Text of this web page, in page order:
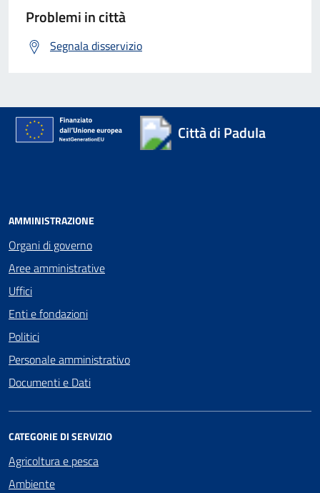
Problemi in città
Segnala disservizio
Città di Padula
AMMINISTRAZIONE
Organi di governo
Aree amministrative
Uffici
Enti e fondazioni
Politici
Personale amministrativo
Documenti e Dati
CATEGORIE DI SERVIZIO
Agricoltura e pesca
Ambiente